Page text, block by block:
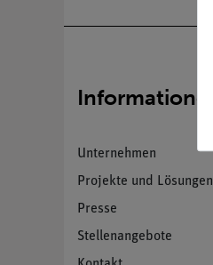
Informationen
Unternehmen
Projekte und Lösungen
Presse
Stellenangebote